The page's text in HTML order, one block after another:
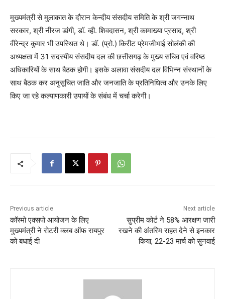
मुख्यमंत्री से मुलाकात के दौरान केन्दीय संसदीय समिति के श्री जगन्नाथ
सरकार, श्री नीरज डांगी, डॉ. व्ही. शिवदासन, श्री कामाख्या प्रसाद, श्री
वीरेन्द्र कुमार भी उपस्थित थे। डॉ. (प्रो.) किरीट प्रेमजीभाई सोलंकी की
अध्यक्षता में 31 सदस्यीय संसदीय दल की छत्तीसगढ़ के मुख्य सचिव एवं वरिष्ठ
अधिकारियों के साथ बैठक होगी। इसके अलावा संसदीय दल विभिन्न संस्थानों के
साथ बैठक कर अनुसूचित जाति और जनजाति के प्रतिनिधित्व और उनके लिए
किए जा रहे कल्याणकारी उपायों के संबंध में चर्चा करेगी।
Previous article
कॉस्मो एक्सपो आयोजन के लिए
मुख्यमंत्री ने रोटरी क्लब ऑफ रायपुर
को बधाई दी
Next article
सुप्रीम कोर्ट ने 58% आरक्षण जारी
रखने की अंतरिम राहत देने से इनकार
किया, 22-23 मार्च को सुनवाई